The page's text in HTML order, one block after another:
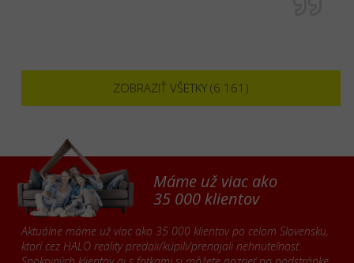
ZOBRAZIŤ VŠETKY (6 161)
Máme už viac ako
35 000 klientov
Aktuálne máme už viac ako 35 000 klientov po celom Slovensku,
ktorí cez HALO reality predali/kúpili/prenajali nehnuteľnosť.